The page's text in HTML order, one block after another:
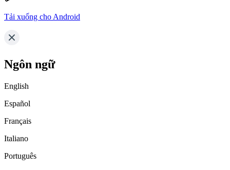
Tải xuống cho Android
Ngôn ngữ
English
Español
Français
Italiano
Português